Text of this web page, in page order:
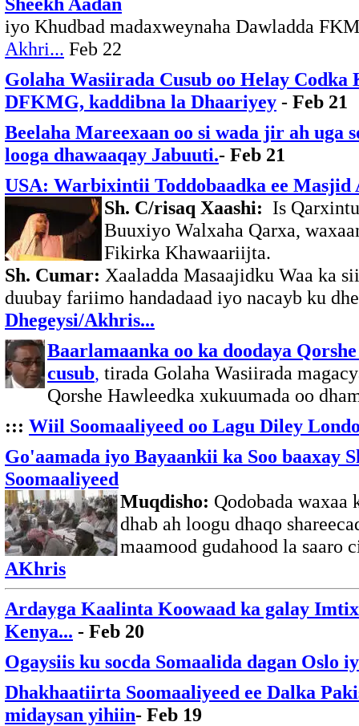
iyo Khudbad madaxweynaha Dawladda
Akhri... Feb 22
Golaha Wasiirada Cusub oo Helay
DFKMG, kaddibna la Dhaariyey - Feb 21
Beelaha Mareexaan oo si wada jir ah uga
looga dhawaaqay Jabuuti.- Feb 21
USA: Warbixintii Toddobaadka ee Masjid
Sh. C/risaq Xaashi: Is
Buuxiyo Walxaha Qarxa,
Fikirka Khawaariijta.
Sh. Cumar: Xaaladda Masaajidku Waa ka
duubay fariimo handadaad iyo nacayb ku
Dhegeysi/Akhris...
Baarlamaanka oo ka doodaya
cusub, tirada Golaha Wasiirada
Qorshe Hawleedka xukuumada oo
::: Wiil Soomaaliyeed oo Lagu Diley
Go'aamada iyo Bayaankii ka Soo baaxay
Soomaaliyeed
Muqdisho: Qodobada waxaa
dhab ah loogu dhaqo
maamood gudahood la saaro
AKhris
Ardayga Kaalinta Koowaad ka galay
Kenya... - Feb 20
Ogaysiis ku socda Somaalida dagan Oslo
Dhakhaatiirta Soomaaliyeed ee Dalka
midaysan yihiin- Feb 19